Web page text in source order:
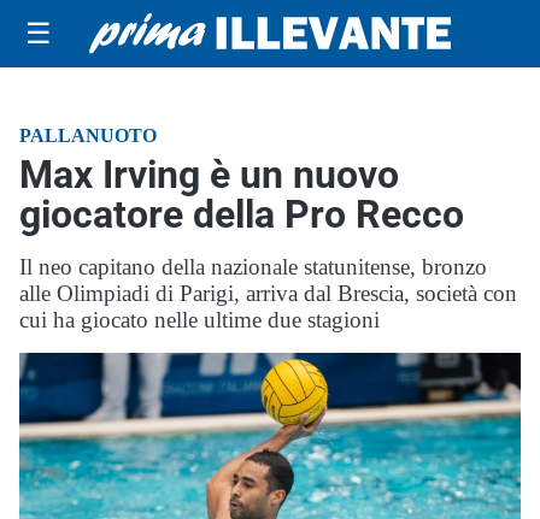
☰
PALLANUOTO
Max Irving è un nuovo
giocatore della Pro Recco
Il neo capitano della nazionale statunitense, bronzo
alle Olimpiadi di Parigi, arriva dal Brescia, società con
cui ha giocato nelle ultime due stagioni